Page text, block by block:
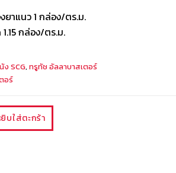
าแนว 1 กล่อง/ตร.ม.
กล่อง/ตร.ม.
ง SCG, ทรูทัช อัลลาบาสเตอร์
อร์
บใส่ตะกร้า